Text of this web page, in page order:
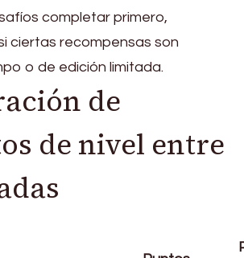
completar primero,
ciertas recompensas son
o de edición limitada.
de
de nivel entre